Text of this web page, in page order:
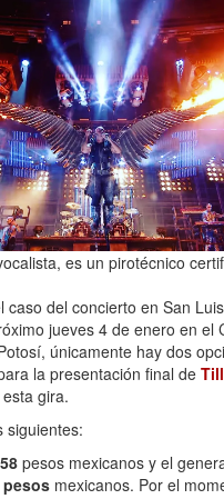
es un pirotécnico
caso del concierto en San
jueves 4 de enero en el
únicamente hay dos
la presentación final de
gira.
siguientes:
pesos mexicanos y el
pesos mexicanos. Por el